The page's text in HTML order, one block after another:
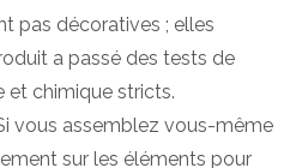
pas décoratives ; elles
a passé des tests de
et chimique stricts.
vous assemblez vous-même
sur les éléments pour